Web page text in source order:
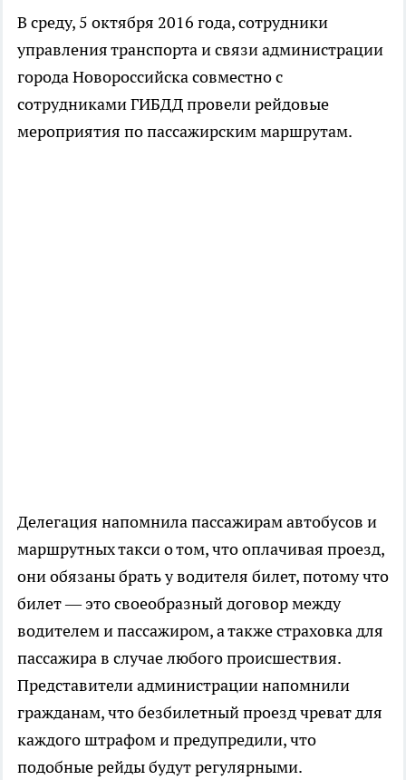
В среду, 5 октября 2016 года, сотрудники
управления транспорта и связи администрации
города Новороссийска совместно с
сотрудниками ГИБДД провели рейдовые
мероприятия по пассажирским маршрутам.
Делегация напомнила пассажирам автобусов и
маршрутных такси о том, что оплачивая проезд,
они обязаны брать у водителя билет, потому что
билет — это своеобразный договор между
водителем и пассажиром, а также страховка для
пассажира в случае любого происшествия.
Представители администрации напомнили
гражданам, что безбилетный проезд чреват для
каждого штрафом и предупредили, что
подобные рейды будут регулярными.